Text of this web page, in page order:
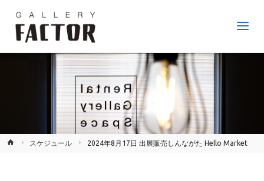
歩6
神戸
市長
田区
のア
ート
ギャ
ラリ
ー。
ホ
スケジュール 2024年8月17日 出展販売しんながた Hello Market